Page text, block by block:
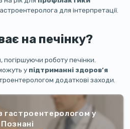
для інтерпретації.
на печінку?
роботу печінки.
у підтриманні здоров’я
додаткові заходи.
гастроентерологом у
Познані